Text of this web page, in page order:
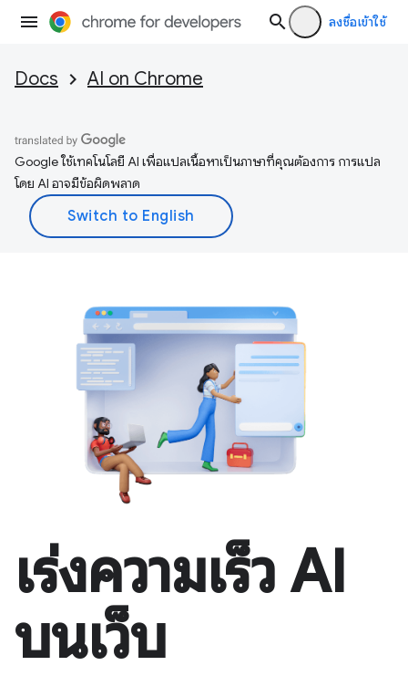
ลงชื่อเข้าใช้
Docs AI on Chrome
Google ใช้เทคโนโลยี AI เพื่อแปลเนื้อหาเป็นภาษาที่คุณต้องการ การแปล
โดย AI อาจมีข้อผิดพลาด
เร่งความเร็ว AI
บนเว็บ